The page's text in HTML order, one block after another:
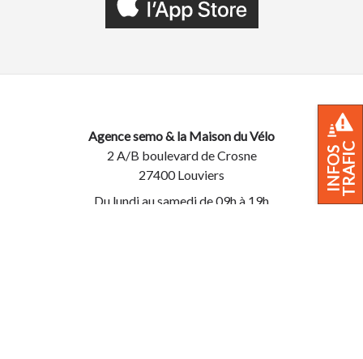
INFOSTRAFIC
Agence semo & la Maison du Vélo
2 A/B boulevard de Crosne
27400 Louviers
Du lundi au samedi de 09h à 19h